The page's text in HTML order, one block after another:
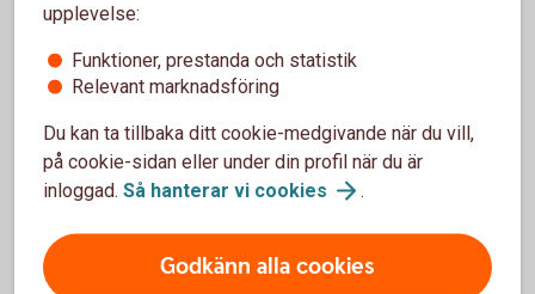
Vill du komma igång med ditt hållbarhetsarbete? Kontakta
Almi!
För att se detta innehåll behöver du först
godkänna cookies för Funktioner, prestanda
Inställningar för cookies
upplevelse:
Funktioner, prestanda och statistik
Relevant marknadsföring
Du kan ta tillbaka ditt cookie-medgivande när du vill,
på cookie-sidan eller under din profil när du är
inloggad. Så hanterar vi cookies .
Godkänn alla cookies